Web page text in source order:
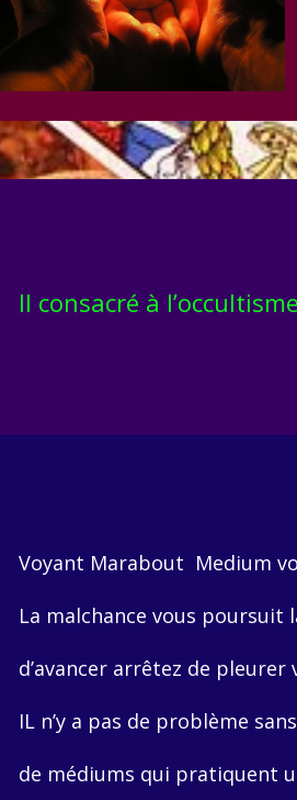
Il consacré à
Voyant Marabout Medium
La malchance vous poursuit
d’avancer arrêtez de pleurer
IL n’y a pas de problème
de médiums qui pratiquent